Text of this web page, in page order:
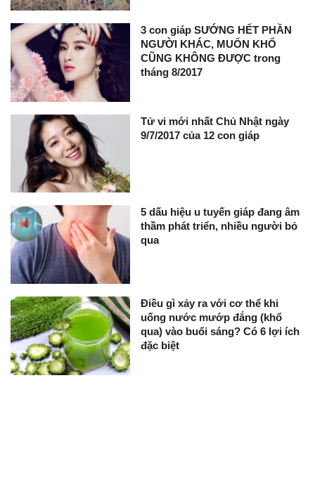
3 con giáp SƯỚNG HẾT PHẦN
NGƯỜI KHÁC, MUỐN KHỔ
CŨNG KHÔNG ĐƯỢC trong
tháng 8/2017
Tử vi mới nhất Chủ Nhật ngày
9/7/2017 của 12 con giáp
5 dấu hiệu u tuyến giáp đang âm
thầm phát triển, nhiều người bỏ
qua
Điều gì xảy ra với cơ thể khi
uống nước mướp đắng (khổ
qua) vào buổi sáng? Có 6 lợi ích
đặc biệt